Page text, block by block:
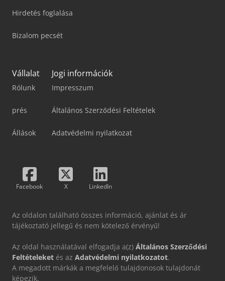
Hirdetés foglalása
Bizalom pecsét
Vállalat
Rólunk
prés
Állások
Jogi információk
Impresszum
Általános Szerződési Feltételek
Adatvédelmi nyilatkozat
Facebook X LinkedIn
Az oldalon található összes információ, ajánlat és ár
tájékoztató jellegű és nem kötelező érvényű!
Az oldal használatával elfogadja a(z) Általános Szerződési
Feltételeket és az Adatvédelmi nyilatkozatot.
A megadott márkák a megfelelő tulajdonosok tulajdonát
képezik.